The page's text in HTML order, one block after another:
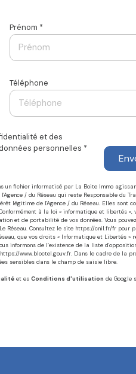
Prénom *
Téléphone
et des
personnelles *
un fichier informatisé par La Boite Immo
/ du Réseau qui reste Responsable du
légitime de l'Agence / du Réseau. Elles sont
à la loi « informatique et libertés »,
et de portabilité de vos données. Vous
Réseau. Consultez le site https://cnil.fr/fr pour
que vos droits « Informatique et Libertés »
informons de l’existence de la liste
https://www.bloctel.gouv.fr. Dans le cadre de la
sensibles dans le champ de saisie libre.
et es Conditions d'utilisation de Google